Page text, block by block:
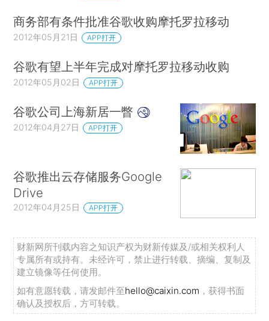
商务部有条件批准谷歌收购摩托罗拉移动
2012年05月21日 APP打开
谷歌有望上半年完成对摩托罗拉移动收购
2012年05月02日 APP打开
谷歌公司上海新居一瞥
2012年04月27日 APP打开
谷歌推出云存储服务Google
Drive
2012年04月25日 APP打开
财新网所刊载内容之知识产权为财新传媒及/或相关权利人
专属所有或持有。未经许可，禁止进行转载、摘编、复制及
建立镜像等任何使用。
如有意愿转载，请发邮件至hello@caixin.com ，获得书面
确认及授权后，方可转载。